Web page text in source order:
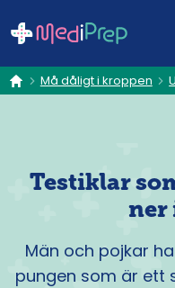
hem Må dåligt i kroppen
Testiklar
ner
Män och pojkar
pungen som är ett